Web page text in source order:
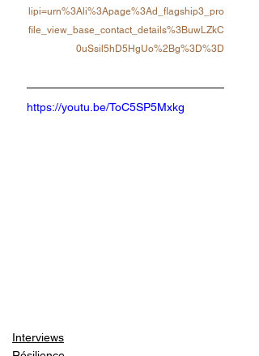
lipi=urn%3Ali%3Apage%3Ad_flagship3_pro
file_view_base_contact_details%3BuwLZkC
0uSsil5hD5HgUo%2Bg%3D%3D
https://youtu.be/ToC5SP5Mxkg
Interviews